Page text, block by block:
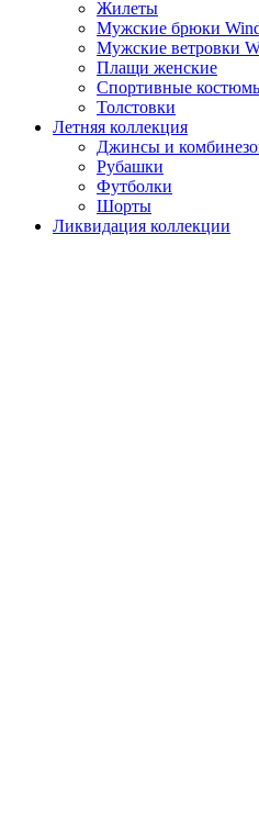
Жилеты
Мужские брюки
Мужские ветровки
Плащи женские
Спортивные
Толстовки
Летняя коллекция
Джинсы и
Рубашки
Футболки
Шорты
Ликвидация коллекции